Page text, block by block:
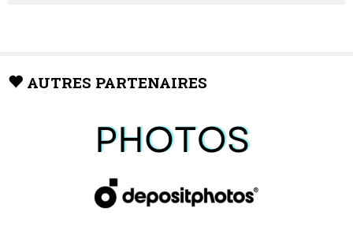
AUTRES PARTENAIRES